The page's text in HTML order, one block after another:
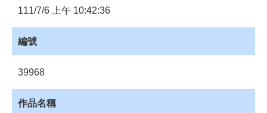
區
首
館
111/7/6 上午 10:42:36
編號
39968
作品名稱